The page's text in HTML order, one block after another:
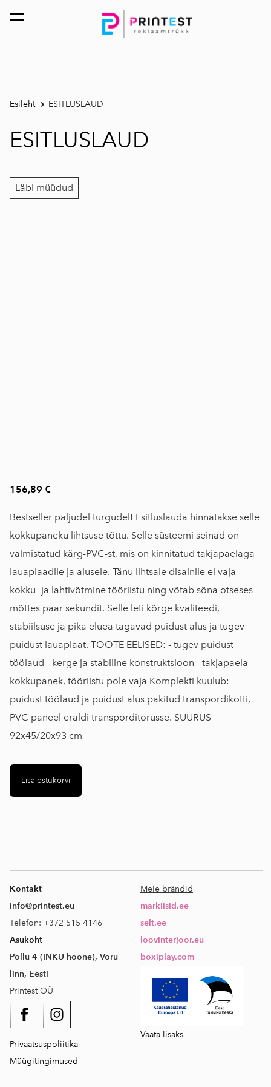
lisati ostukorvi. Vaata ostukorvi
Esileht ESITLUSLAUD
ESITLUSLAUD
Läbi müüdud
156,89 €
Bestseller paljudel turgudel! Esitluslauda hinnatakse selle
kokkupaneku lihtsuse tõttu. Selle süsteemi seinad on
valmistatud kärg-PVC-st, mis on kinnitatud takjapaelaga
lauaplaadile ja alusele. Tänu lihtsale disainile ei vaja
kokku- ja lahtivõtmine tööriistu ning võtab sõna otseses
mõttes paar sekundit. Selle leti kõrge kvaliteedi,
stabiilsuse ja pika eluea tagavad puidust alus ja tugev
puidust lauaplaat. TOOTE EELISED: - tugev puidust
töölaud - kerge ja stabiilne konstruktsioon - takjapaela
kokkupanek, tööriistu pole vaja Komplekti kuulub:
puidust töölaud ja puidust alus pakitud transpordikotti,
PVC paneel eraldi transporditorusse. SUURUS
92x45/20x93 cm
Lisa ostukorvi
Kontakt
info@printest.eu
Telefon: +372 515 4146
Asukoht
Põllu 4 (INKU hoone), Võru
linn, Eesti
Printest OÜ
Privaatsuspoliitika
Müügitingimused
Meie brändid
markiisid.ee
selt.ee
loovinterjoor.eu
boxiplay.com
Vaata lisaks